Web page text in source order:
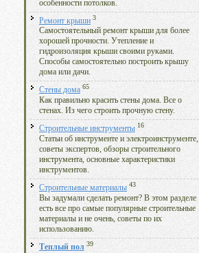
особенности потолков.
Ремонт крыши 3
Самостоятельный ремонт крыши для более
хорошей прочности. Утепление и
гидроизоляция крыши своими руками.
Способы самостоятельно построить крышу
дома или дачи.
Стены дома 65
Как правильно красить стены дома. Все о
стенах. Из чего строить прочную стену.
Строительные инструменты 16
Статьи об инструменте и электроинструменте,
советы экспертов, обзоры строительного
инструмента, основные характеристики
инструментов.
Строительные материалы 43
Вы задумали сделать ремонт? В этом разделе
есть все про самые популярные строительные
материалы и не очень, советы по их
использованию.
Теплый пол 39